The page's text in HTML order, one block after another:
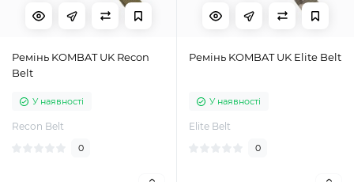
Ремінь KOMBAT UK Recon
Belt
У наявності
Recon Belt
0
Ремінь KOMBAT UK Elite Belt
У наявності
Elite Belt
0